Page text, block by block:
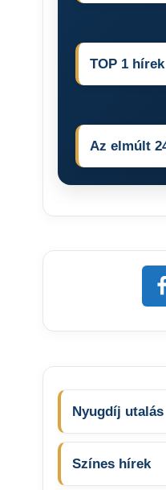
TOP 1 hírek
Az elmúlt
Nyugdíj utalás
Színes hírek